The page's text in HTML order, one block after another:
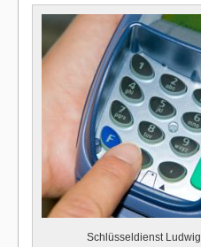
Schlüsseldienst Ludwig